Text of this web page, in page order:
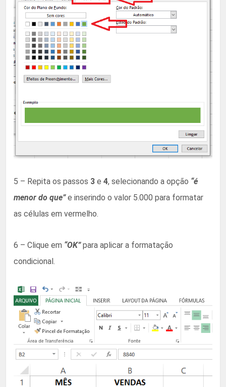
5 – Repita os passos 3 e 4, selecionando a opção “é
menor do que”e inserindo o valor 5.000 para formatar
as células em vermelho.
6 – Clique em “OK”para aplicar a formatação
condicional.